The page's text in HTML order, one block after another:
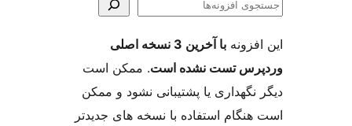
با آخرین 3 نسخه اصلی
نشده است . ممکن است
یا پشتیبانی نشود و ممکن
استفاده با نسخه های جدیدتر